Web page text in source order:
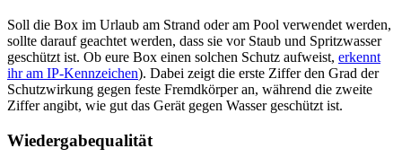
Soll die Box im Urlaub am Strand oder am Pool verwendet werden,
sollte darauf geachtet werden, dass sie vor Staub und Spritzwasser
geschützt ist. Ob eure Box einen solchen Schutz aufweist, erkennt
ihr am IP-Kennzeichen). Dabei zeigt die erste Ziffer den Grad der
Schutzwirkung gegen feste Fremdkörper an, während die zweite
Ziffer angibt, wie gut das Gerät gegen Wasser geschützt ist.
Wiedergabequalität